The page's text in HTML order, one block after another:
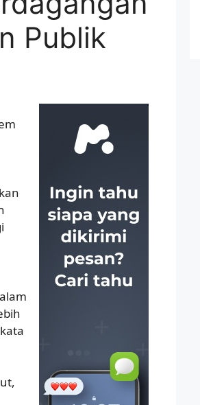
Publik